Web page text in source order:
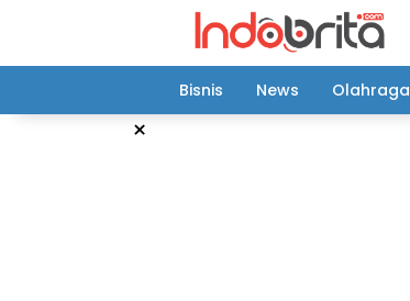
Bisnis News Olahraga
×